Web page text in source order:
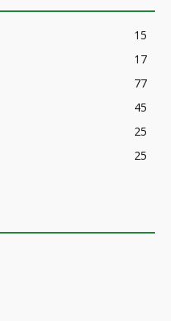
15
17
77
45
25
25